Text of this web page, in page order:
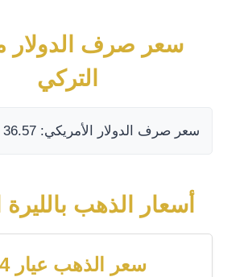
سعر صرف الدولار
التركي
سعر صرف الدولار الأمريكي: 36.57 ليرة تركية
أسعار الذهب بالليرة
سعر الذهب عيار 24